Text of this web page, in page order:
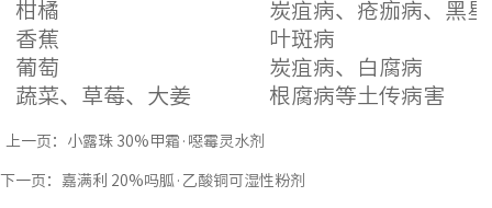
柑橘
炭疽病、疮痂病、黑
香蕉
叶斑病
葡萄
炭疽病、白腐病
蔬菜、草莓、大姜
根腐病等土传病害
上一页： 小露珠 30%甲霜·噁霉灵水剂
下一页： 嘉满利 20%吗胍·乙酸铜可湿性粉剂